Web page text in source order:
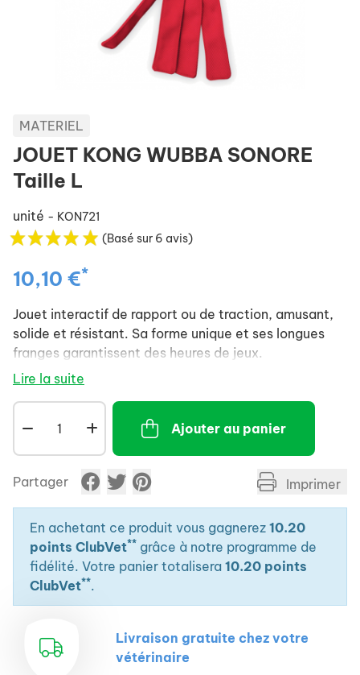
MATERIEL
JOUET KONG WUBBA SONORE
Taille L
unité - KON721
(Basé sur 6 avis)
10,10 €*
Jouet interactif de rapport ou de traction, amusant,
solide et résistant. Sa forme unique et ses longues
franges garantissent des heures de jeux.
Lire la suite
Ajouter au panier
Partager Imprimer
En achetant ce produit vous gagnerez 10.20
points ClubVet** grâce à notre programme de
fidélité. Votre panier totalisera 10.20 points
ClubVet**.
Livraison gratuite chez votre
vétérinaire